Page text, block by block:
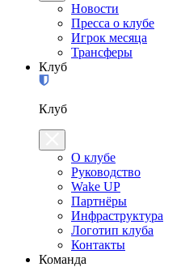
Новости
Пресса о клубе
Игрок месяца
Трансферы
Клуб
Клуб
О клубе
Руководство
Wake UP
Партнёры
Инфраструктура
Логотип клуба
Контакты
Команда